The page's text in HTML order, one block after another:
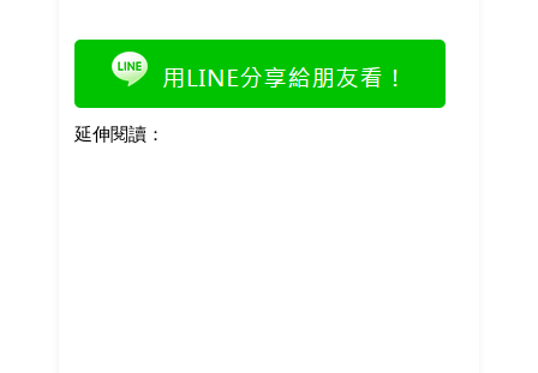
延伸閱讀：